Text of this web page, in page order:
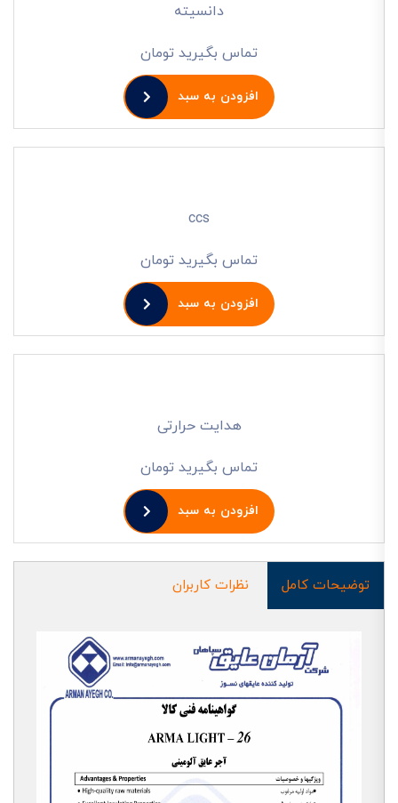
دانسیته
تماس بگیرید تومان
افزودن به سبد
ccs
تماس بگیرید تومان
افزودن به سبد
هدایت حرارتی
تماس بگیرید تومان
افزودن به سبد
توضیحات کامل نظرات کاربران